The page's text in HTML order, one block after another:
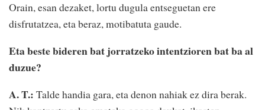
Orain, esan dezaket, lortu dugula entseguetan ere
disfrutatzea, eta beraz, motibatuta gaude.
Eta beste bideren bat jorratzeko intentzioren bat ba al
duzue?
A. T.: Talde handia gara, eta denon nahiak ez dira berak.